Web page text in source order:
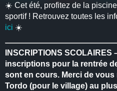
☀️ Cet été, profitez de la
sportif ! Retrouvez toutes les
ici ☀️
INSCRIPTIONS SCOLAIRES
inscriptions pour la rentrée
sont en cours. Merci de
Tordo (pour le village) au